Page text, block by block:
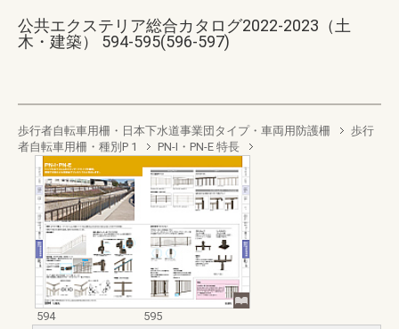
公共エクステリア総合カタログ2022-2023（土
木・建築） 594-595(596-597)
歩行者自転車用柵・日本下水道事業団タイプ・車両用防護柵
歩行
者自転車用柵・種別P 1
PN-I・PN-E 特長
594
595